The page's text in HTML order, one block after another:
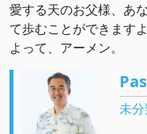
愛する天のお父様、あ
て歩むことができます
よって、アーメン。
未